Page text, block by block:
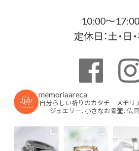
10:00〜17:00
定休日：土・日
memoriaareca
自分らしい祈りのカタチ メモリ
ジュエリー、小さなお骨壷、仏